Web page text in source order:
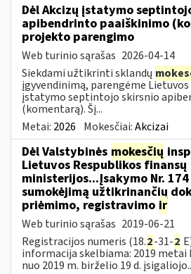
Dėl Akcizų įstatymo
apibendrinto paaiškinimo
projekto parengimo
Web turinio sąrašas 2026-04-14
Siekdami užtikrinti sklandų
įgyvendinimą, parengėme
įstatymo septintojo skirsnio
(komentarą). Šį...
Metai: 2026 Mokesčiai:Akcizai
Dėl Valstybinės mokesčių
Lietuvos Respublikos finansų
ministerijos...Įsakymo Nr. 174
sumokėjimą užtikrinančių
priėmimo, registravimo ir
Web turinio sąrašas 2019-06-21
Registracijos numeris (18.2-31-2
informacija skelbiama: 2019
nuo 2019 m. birželio 19 d.